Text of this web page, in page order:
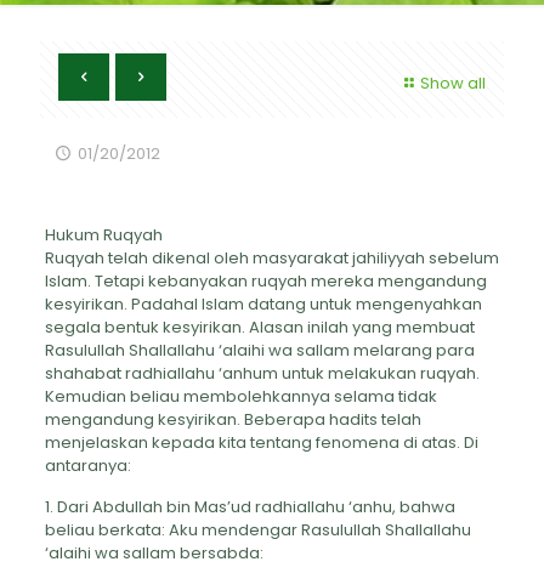
Show all
01/20/2012
Hukum Ruqyah
Ruqyah telah dikenal oleh masyarakat jahiliyyah sebelum
Islam. Tetapi kebanyakan ruqyah mereka mengandung
kesyirikan. Padahal Islam datang untuk mengenyahkan
segala bentuk kesyirikan. Alasan inilah yang membuat
Rasulullah Shallallahu ‘alaihi wa sallam melarang para
shahabat radhiallahu ‘anhum untuk melakukan ruqyah.
Kemudian beliau membolehkannya selama tidak
mengandung kesyirikan. Beberapa hadits telah
menjelaskan kepada kita tentang fenomena di atas. Di
antaranya:
1. Dari Abdullah bin Mas’ud radhiallahu ‘anhu, bahwa
beliau berkata: Aku mendengar Rasulullah Shallallahu
‘alaihi wa sallam bersabda: